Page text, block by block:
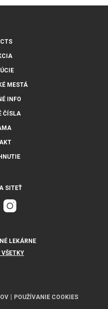
MESTÁ
INFO
ČÍSLA
SITEŤ
LEKÁRNE
POUŽÍVANIE COOKIES